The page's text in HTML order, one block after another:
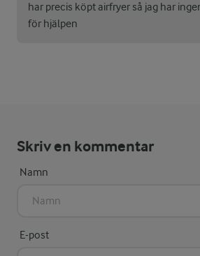
har precis köpt airfryer så jag har
för hjälpen
Skriv en kommentar
Namn
E-post